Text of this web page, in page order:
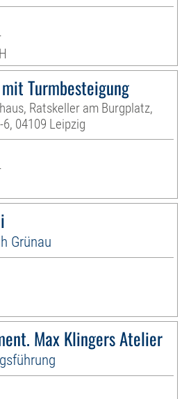
Turmbesteigung
Ratskeller am Burgplatz,
04109 Leipzig
Grünau
Max Klingers Atelier